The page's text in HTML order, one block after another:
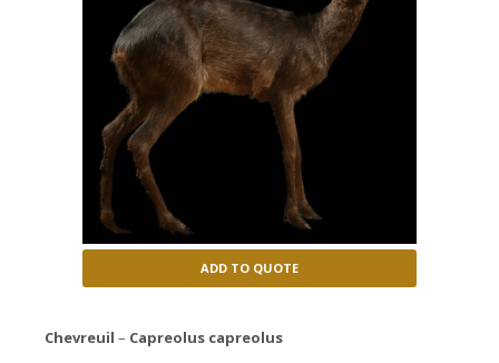
ADD TO QUOTE
Chevreuil – Capreolus capreolus